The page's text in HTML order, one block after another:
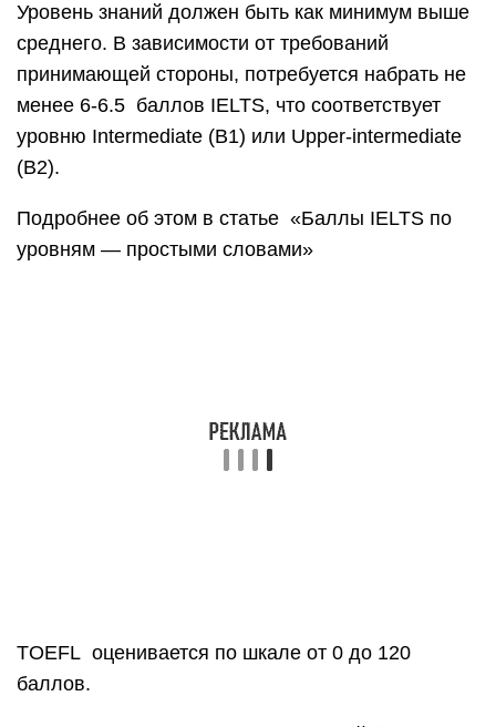
Уровень знаний должен быть как минимум выше
среднего. В зависимости от требований
принимающей стороны, потребуется набрать не
менее 6-6.5 баллов IELTS, что соответствует
уровню Intermediate (В1) или Upper-intermediate
(В2).
Подробнее об этом в статье «Баллы IELTS по
уровням — простыми словами»
TOEFL оценивается по шкале от 0 до 120
баллов.